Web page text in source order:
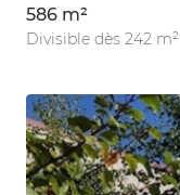
586 m²
Divisible dès 242 m²